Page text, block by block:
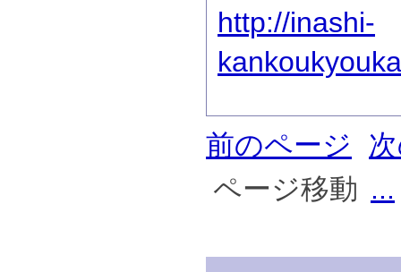
http://inashi-
前のページ
ページ移動 ...